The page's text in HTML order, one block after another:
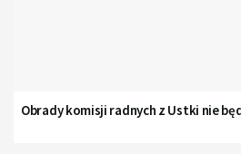
Obrady komisji radnych z Ustki nie